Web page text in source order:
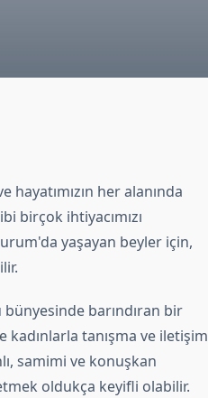
hayatımızın her alanında
birçok ihtiyacımızı
yaşayan beyler için,
barındıran bir
tanışma ve iletişim
samimi ve konuşkan
oldukça keyifli olabilir.